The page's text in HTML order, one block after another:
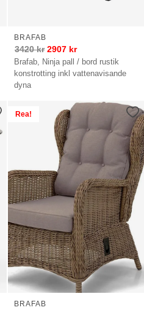
Brafab, Ninja pall / bord rustik
konstrotting inkl vattenavisande
dyna
BRAFAB
3420kr 2907 kr
Rea!
BRAFAB